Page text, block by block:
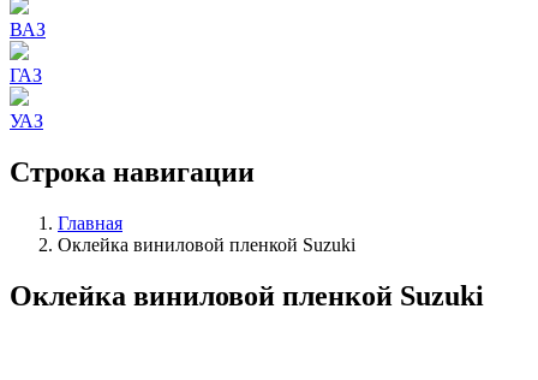
ВАЗ
ГАЗ
УАЗ
Строка навигации
Главная
Оклейка виниловой пленкой Suzuki
Оклейка виниловой пленкой Suzuki